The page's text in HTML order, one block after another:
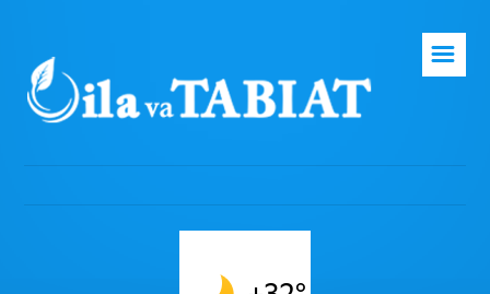
Бош саҳифа
☰